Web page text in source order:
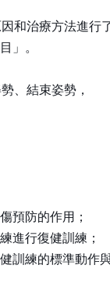
和治療方法進行
」。
、結束姿勢，
預防的作用；
進行復健訓練；
訓練的標準動作